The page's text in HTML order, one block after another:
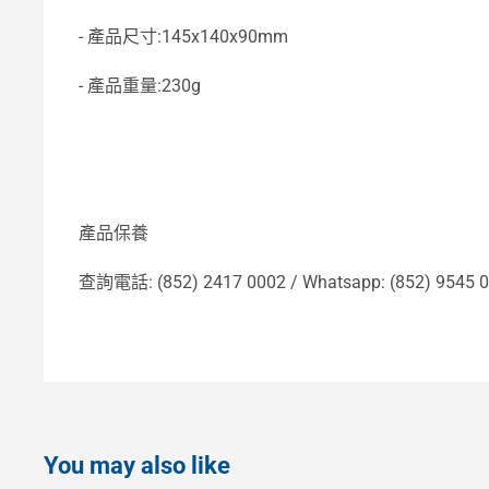
- 產品尺寸:145x140x90mm
- 產品重量:230g
產品保養
查詢電話: (852) 2417 0002 / Whatsapp: (852) 9545
You may also like